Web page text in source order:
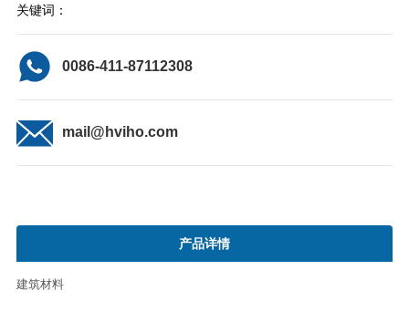
关键词：
0086-411-87112308
mail@hviho.com
产品详情
建筑材料